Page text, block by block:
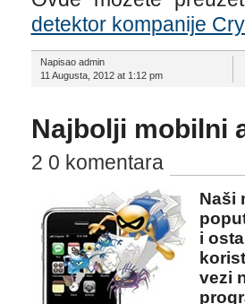
detektor kompanije
Napisao admin
11 Augusta, 2012 at 1:12 pm
Najbolji mobilni
2 0 komentara
Naši
i
vezi